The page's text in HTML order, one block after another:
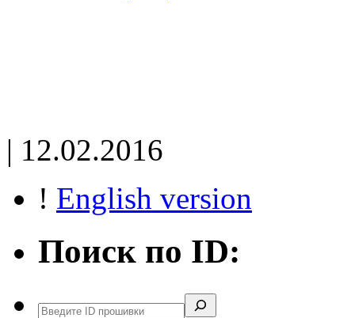
| 12.02.2016
! English version
Поиск по ID: